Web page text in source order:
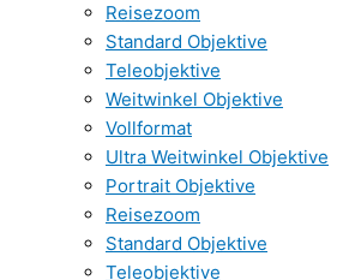
Reisezoom
Standard Objektive
Teleobjektive
Weitwinkel Objektive
Vollformat
Ultra Weitwinkel Objektive
Portrait Objektive
Reisezoom
Standard Objektive
Teleobjektive